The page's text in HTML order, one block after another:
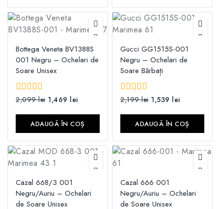
Bottega Veneta BV1388S
001 Negru – Ochelari de
Soare Unisex
0
5
2,099lei 1,469 lei
ADAUGĂ ÎN COȘ
Gucci GG1515S-001
Negru – Ochelari de
Soare Bărbați
0
5
2,199lei 1,539 lei
ADAUGĂ ÎN COȘ
Cazal 668/3 001
Negru/Auriu – Ochelari
de Soare Unisex
Cazal 666 001
Negru/Auriu – Ochelari
de Soare Unisex